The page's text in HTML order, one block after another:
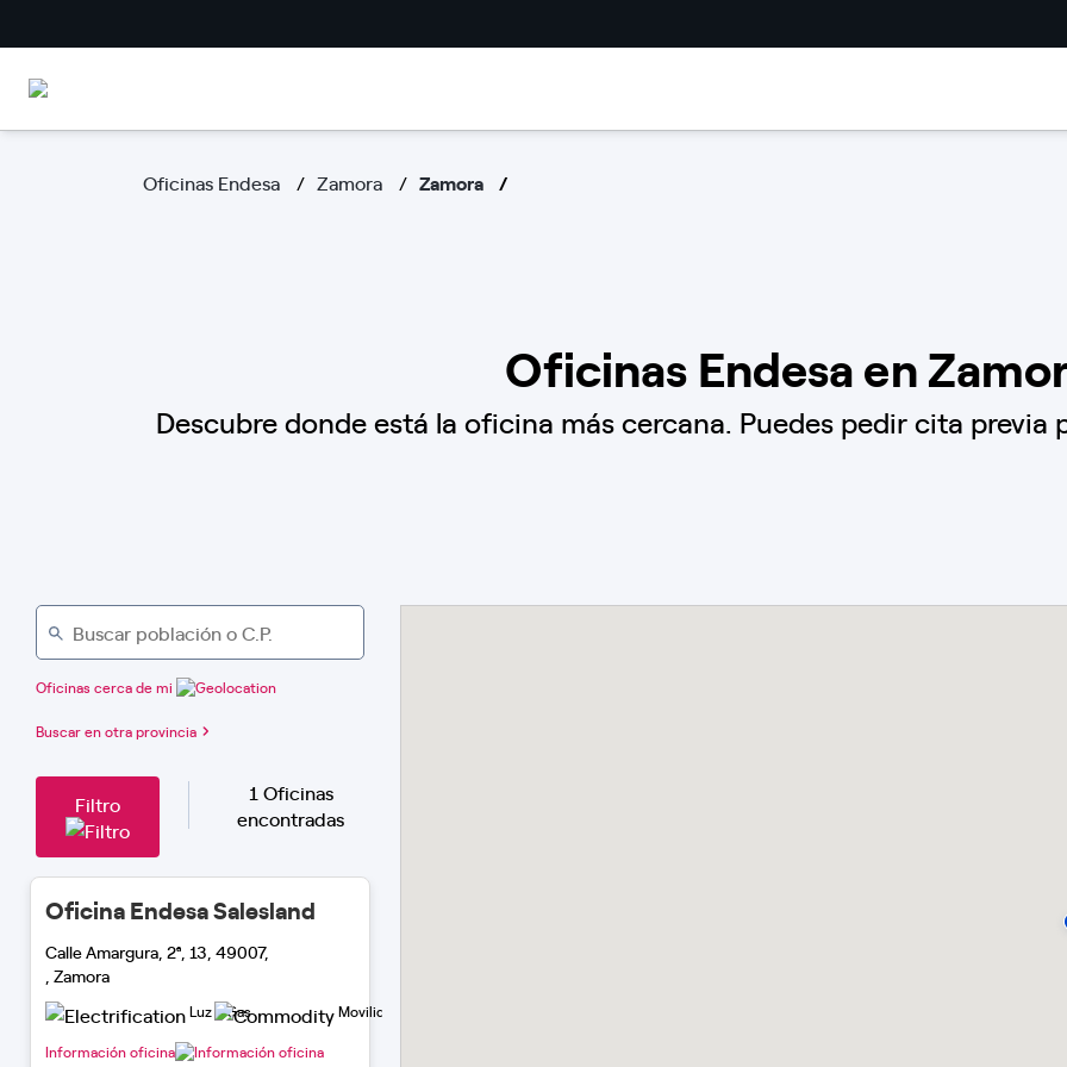
Oficinas Endesa Zamora Zamora
Oficinas Endesa en
Descubre donde está la oficina más cercana. Puedes pedir cita previa
Oficinas cerca de mi
Buscar en otra provincia
Filtro
1 Oficinas
encontradas
Oficina Endesa Salesland
Calle Amargura, 2ª, 13, 49007,
, Zamora
Luz y Gas Movilidad Eléctrica
Información oficina